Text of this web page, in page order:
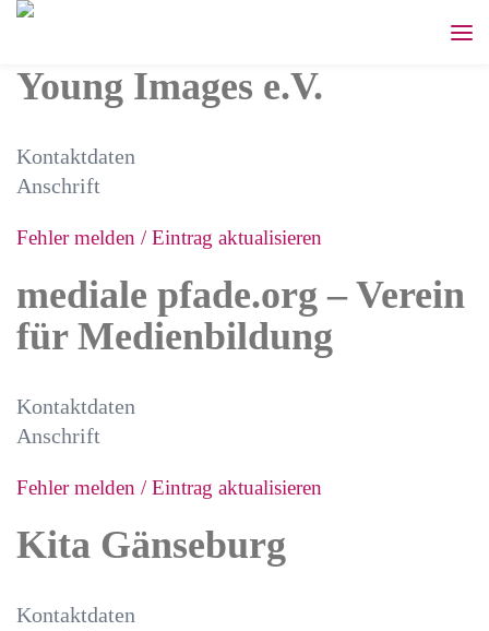
Young Images e.V.
Kontaktdaten
Anschrift
Fehler melden / Eintrag aktualisieren
mediale pfade.org – Verein
für Medienbildung
Kontaktdaten
Anschrift
Fehler melden / Eintrag aktualisieren
Kita Gänseburg
Kontaktdaten